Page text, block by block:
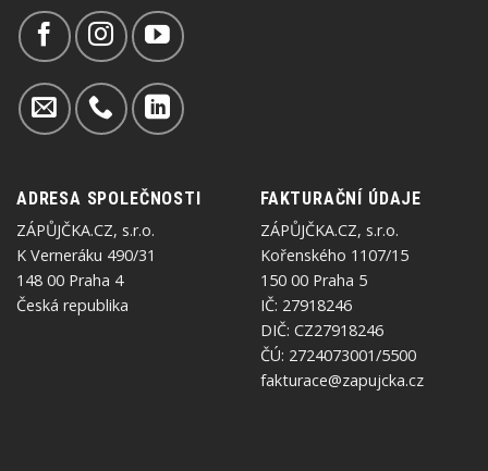
ADRESA SPOLEČNOSTI
ZÁPŮJČKA.CZ, s.r.o.
K Verneráku 490/31
148 00 Praha 4
Česká republika
FAKTURAČNÍ ÚDAJE
ZÁPŮJČKA.CZ, s.r.o.
Kořenského 1107/15
150 00 Praha 5
IČ: 27918246
DIČ: CZ27918246
ČÚ: 2724073001/5500
fakturace@zapujcka.cz